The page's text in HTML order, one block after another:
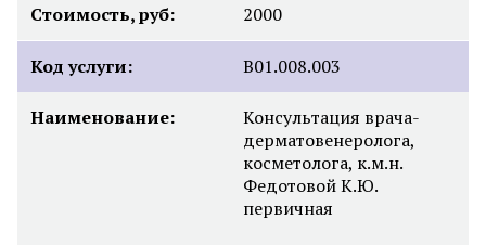
Стоимость, руб: 2000
Код услуги: B01.008.003
Наименование:
Консультация врача-
дерматовенеролога,
косметолога, к.м.н.
Федотовой К.Ю.
первичная